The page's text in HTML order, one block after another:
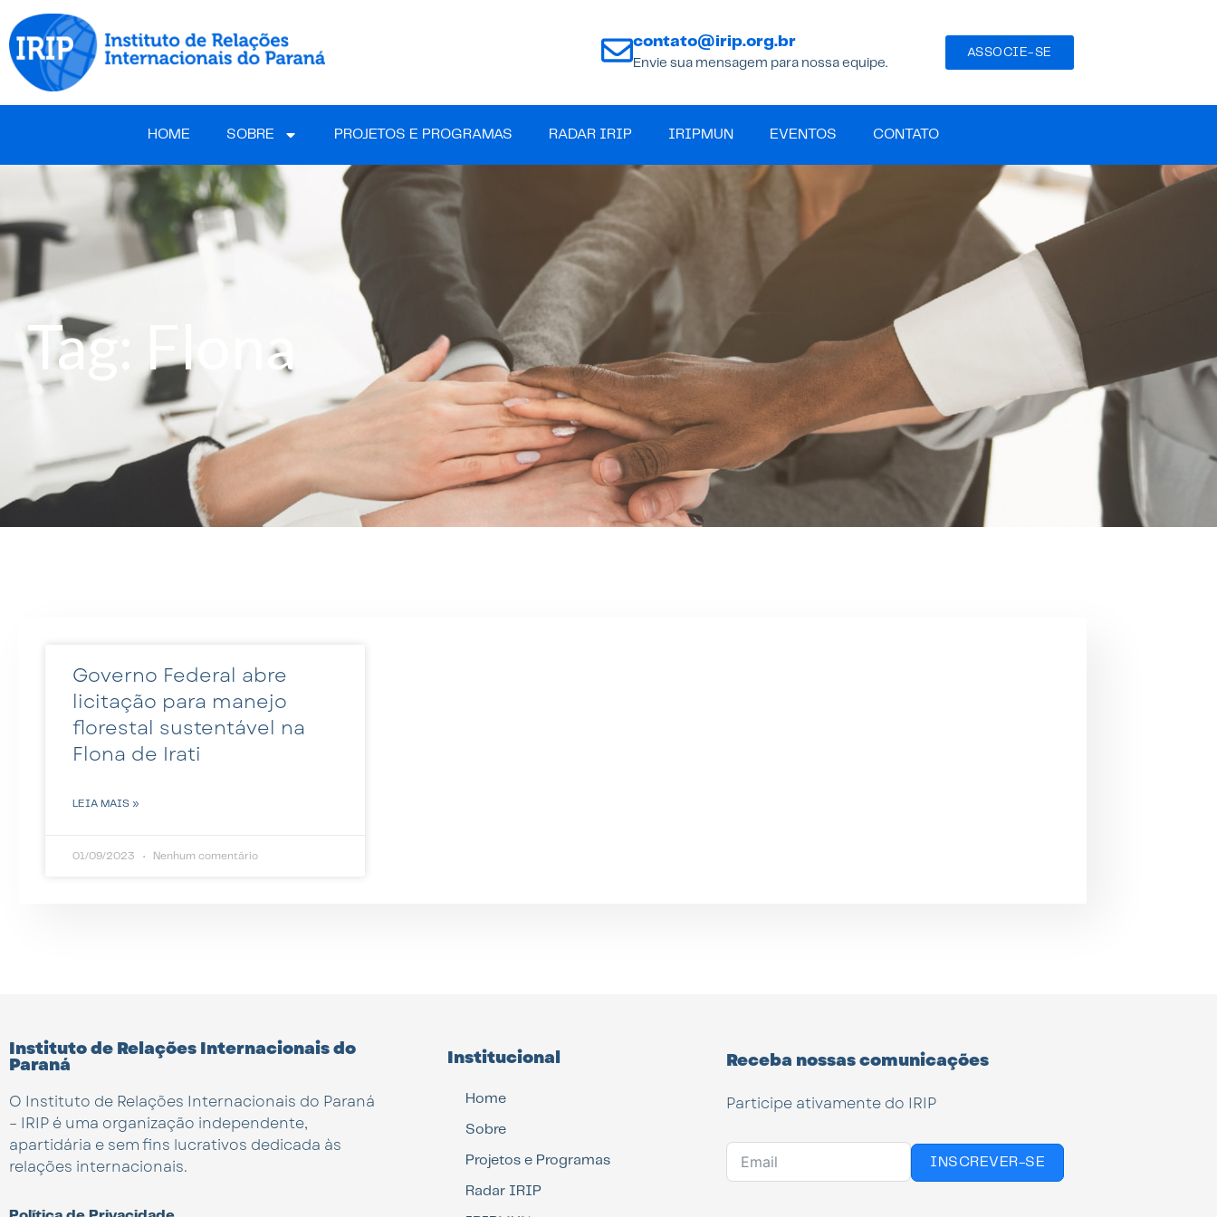
contato@irip.org.br
Envie sua mensagem para nossa equipe.
ASSOCIE-SE
HOME SOBRE PROJETOS E PROGRAMAS RADAR IRIP IRIPMUN EVENTOS CONTATO
Tag: Flona
Governo Federal abre
licitação para manejo
florestal sustentável na
Flona de Irati
LEIA MAIS »
01/09/2023 Nenhum comentário
Instituto de Relações Internacionais do
Paraná
O Instituto de Relações Internacionais do Paraná
– IRIP é uma organização independente,
apartidária e sem fins lucrativos dedicada às
relações internacionais.
Institucional
Home
Sobre
Projetos e Programas
Radar IRIP
Receba nossas comunicações
Participe ativamente do IRIP
INSCREVER-SE